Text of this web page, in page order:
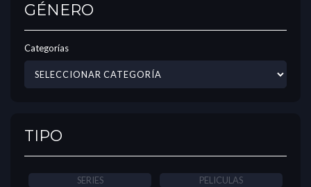
GÉNERO
Categorías
TIPO
SERIES PELICULAS